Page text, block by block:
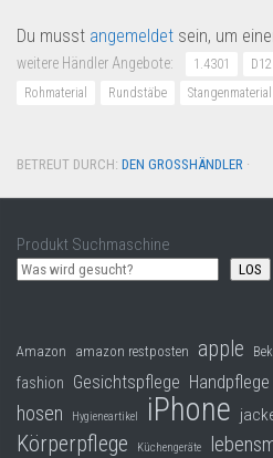
Du musst angemeldet sein, um
weitere Händler Angebote: 1.4301 D12
Rohmaterial
Rundstäbe Stangenmaterial
BETREUT DURCH: DEN GROSSHÄNDLER ·
Produkt Suchmaschine
LOS
Amazon amazon restposten apple
fashion Gesichtspflege Handpflege
hosen Hygieneartikel iPhone
Körperpflege Küchengeräte